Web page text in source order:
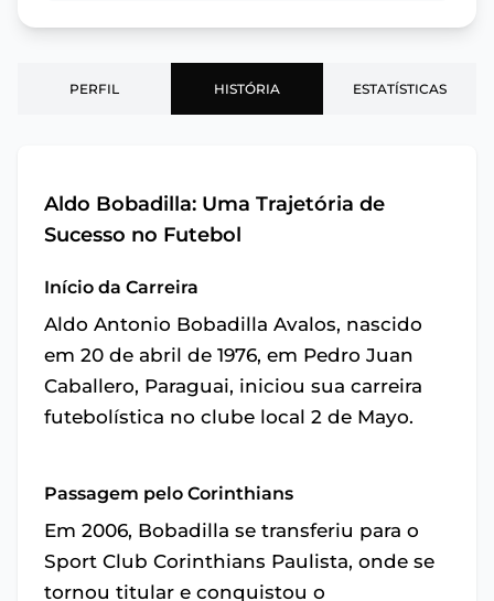
PERFIL HISTÓRIA ESTATÍSTICAS
Aldo Bobadilla: Uma Trajetória de
Sucesso no Futebol
Início da Carreira
Aldo Antonio Bobadilla Avalos, nascido
em 20 de abril de 1976, em Pedro Juan
Caballero, Paraguai, iniciou sua carreira
futebolística no clube local 2 de Mayo.
Passagem pelo Corinthians
Em 2006, Bobadilla se transferiu para o
Sport Club Corinthians Paulista, onde se
tornou titular e conquistou o